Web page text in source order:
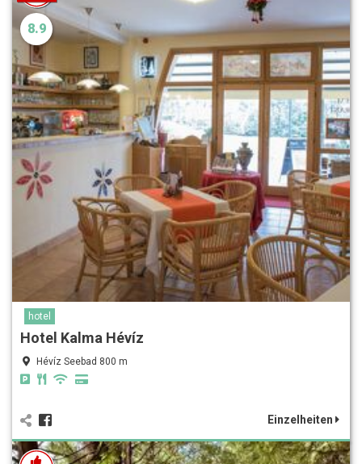
8.9
hotel
Hotel Kalma Hévíz
Hévíz Seebad 800 m
Einzelheiten